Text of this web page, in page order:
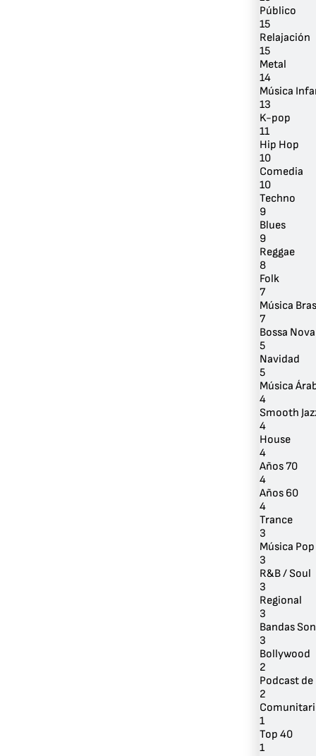
Público
15
Relajación
15
Metal
14
Música
13
K-pop
11
Hip Hop
10
Comedia
10
Techno
9
Blues
9
Reggae
8
Folk
7
Música
7
Bossa Nova
5
Navidad
5
Música
4
Smooth
4
House
4
Años 70
4
Años 60
4
Trance
3
Música Pop
3
R&B / Soul
3
Regional
3
Bandas
3
Bollywood
2
Podcast
2
1
Top 40
1